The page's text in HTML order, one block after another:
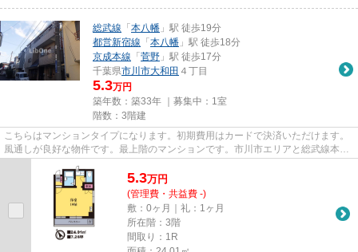
総武線 「 本八幡 」駅 徒歩19分
都営新宿線 「 本八幡 」駅 徒歩18分
京成本線 「 菅野 」駅 徒歩17分
千葉県市川市大和田 ４丁目
5.3万円
築年数：築33年 ｜募集中： 1室
階数：3階建
こちらはマンションタイプになります。初期費用はカードで決済いただけます。
風通しが良好な物件です。最上階のマンションです。市川市エリアと総武線本八
5.3万円
(管理費・共益費 -)
敷：0ヶ月｜礼：1ヶ月
所在階：3階
間取り：1R